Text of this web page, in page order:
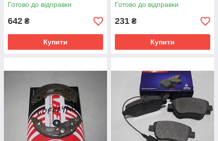
Готово до відправки
642 ₴
Купити
Готово до відправки
231 ₴
Купити